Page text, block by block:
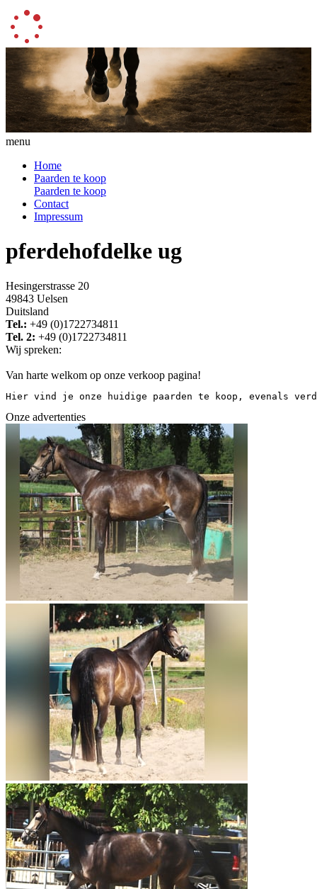
menu
Home
Paarden te koop
Paarden te koop
Contact
Impressum
pferdehofdelke ug
Hesingerstrasse 20
49843 Uelsen
Duitsland
Tel.: +49 (0)1722734811
Tel. 2: +49 (0)1722734811
Wij spreken:
Van harte welkom op onze verkoop pagina!
Hier vind je onze huidige paarden te koop, evenals
Onze advertenties